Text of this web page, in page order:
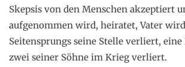
Skepsis von den Menschen akzeptiert
aufgenommen wird, heiratet, Vater
Seitensprungs seine Stelle verliert, eine
zwei seiner Söhne im Krieg verliert.